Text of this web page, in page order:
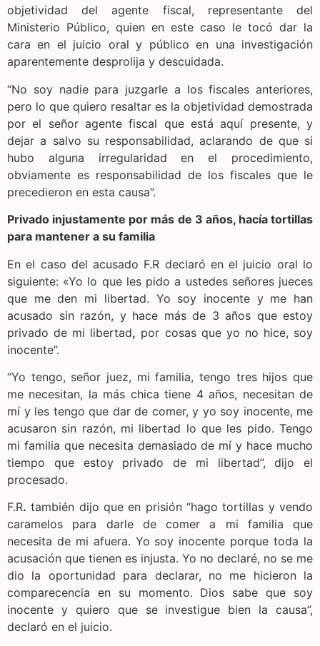
objetividad del agente fiscal, representante del
Ministerio Público, quien en este caso le tocó dar la
cara en el juicio oral y público en una investigación
aparentemente desprolija y descuidada.
“No soy nadie para juzgarle a los fiscales anteriores,
pero lo que quiero resaltar es la objetividad demostrada
por el señor agente fiscal que está aquí presente, y
dejar a salvo su responsabilidad, aclarando de que si
hubo alguna irregularidad en el procedimiento,
obviamente es responsabilidad de los fiscales que le
precedieron en esta causa”.
Privado injustamente por más de 3 años, hacía tortillas
para mantener a su familia
En el caso del acusado F.R declaró en el juicio oral lo
siguiente: «Yo lo que les pido a ustedes señores jueces
que me den mi libertad. Yo soy inocente y me han
acusado sin razón, y hace más de 3 años que estoy
privado de mi libertad, por cosas que yo no hice, soy
inocente”.
“Yo tengo, señor juez, mi familia, tengo tres hijos que
me necesitan, la más chica tiene 4 años, necesitan de
mí y les tengo que dar de comer, y yo soy inocente, me
acusaron sin razón, mi libertad lo que les pido. Tengo
mi familia que necesita demasiado de mí y hace mucho
tiempo que estoy privado de mi libertad”, dijo el
procesado.
F.R. también dijo que en prisión “hago tortillas y vendo
caramelos para darle de comer a mi familia que
necesita de mi afuera. Yo soy inocente porque toda la
acusación que tienen es injusta. Yo no declaré, no se me
dio la oportunidad para declarar, no me hicieron la
comparecencia en su momento. Dios sabe que soy
inocente y quiero que se investigue bien la causa”,
declaró en el juicio.